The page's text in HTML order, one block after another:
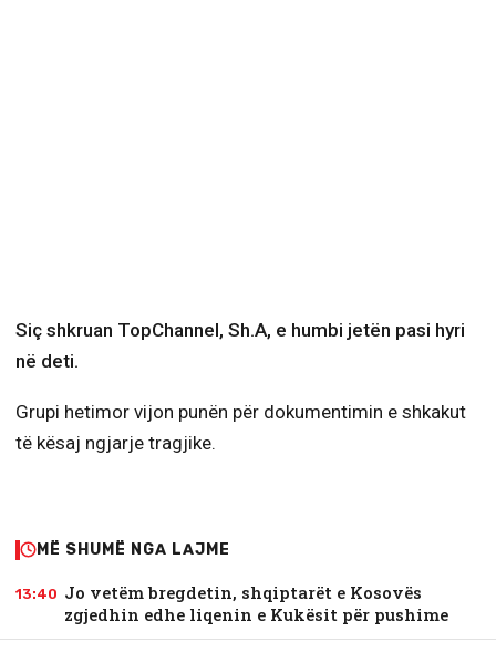
Siç shkruan TopChannel, Sh.A, e humbi jetën pasi hyri
në deti.
Grupi hetimor vijon punën për dokumentimin e shkakut
të kësaj ngjarje tragjike.
MË SHUMË NGA LAJME
13:40 Jo vetëm bregdetin, shqiptarët e Kosovës
zgjedhin edhe liqenin e Kukësit për pushime